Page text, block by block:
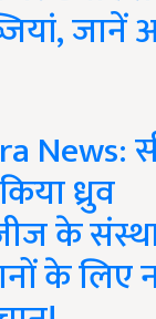
News:
ध्रुव
के
के लिए